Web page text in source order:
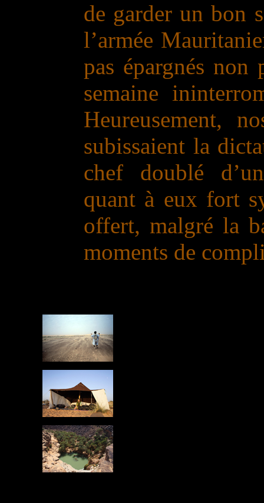
de garder un bon
l’armée
pas épargnés
semaine
Heureusement,
subissaient la
chef doublé
quant à eux fort
offert, malgré la
moments de